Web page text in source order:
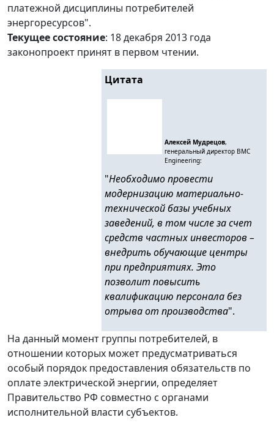
платежной дисциплины потребителей
энергоресурсов".
Текущее состояние: 18 декабря 2013 года
законопроект принят в первом чтении.
Цитата
Алексей Мудрецов,
генеральный директор BMC
Engineering:
"Необходимо провести
модернизацию материально-
технической базы учебных
заведений, в том числе за счет
средств частных инвесторов –
внедрить обучающие центры
при предприятиях. Это
позволит повысить
квалификацию персонала без
отрыва от производства".
На данный момент группы потребителей, в
отношении которых может предусматриваться
особый порядок предоставления обязательств по
оплате электрической энергии, определяет
Правительство РФ совместно с органами
исполнительной власти субъектов.